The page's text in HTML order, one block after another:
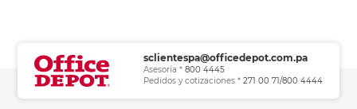
sclientespa@officedepot.com.pa
Asesoría * 800 4445
Pedidos y cotizaciones * 271 00 71/800 4444